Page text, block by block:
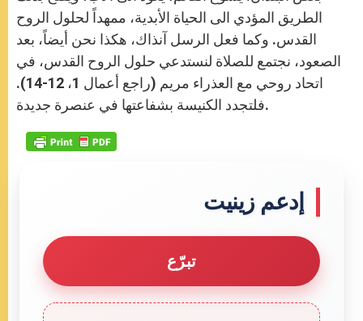
الطريق المؤدي الى الحياة الأبدية، ممهداً لحلول الروح
القدس. وكما فعل الرسل آنذاك، هكذا نحن أيضاً، بعد
الصعود، نجتمع للصلاة لنستدعي حلول الروح القدس، في
اتحاد روحي مع العذراء مريم (راجع أعمال 1، 12-14).
فلتجدد الكنيسة بشفاعتها في عنصرة جديدة.
إدعم زينيت
تبرّع